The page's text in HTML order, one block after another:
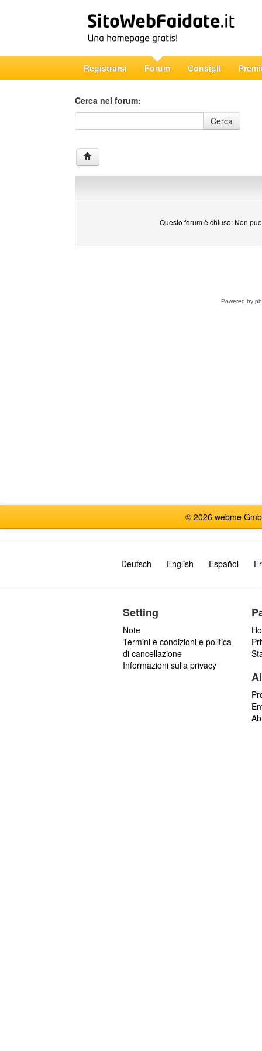
Registrarsi Forum Consigli
Cerca nel forum:
Cerca nel forum
Cerca
Questo forum è chiuso: Non
Powered by
© 2026 webme
Deutsch English Español
Setting
Note
Termini e condizioni e politica
di cancellazione
Informazioni sulla privacy